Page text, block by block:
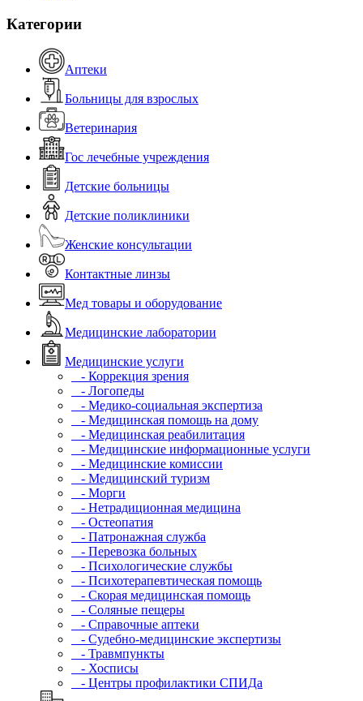
Категории
Аптеки
Больницы для взрослых
Ветеринария
Гос лечебные учреждения
Детские больницы
Детские поликлиники
Женские консультации
Контактные линзы
Мед товары и оборудование
Медицинские лаборатории
Медицинские услуги
- Коррекция зрения
- Логопеды
- Медико-социальная экспертиза
- Медицинская помощь на дому
- Медицинская реабилитация
- Медицинские информационные услуги
- Медицинские комиссии
- Медицинский туризм
- Морги
- Нетрадиционная медицина
- Остеопатия
- Патронажная служба
- Перевозка больных
- Психологические службы
- Психотерапевтическая помощь
- Скорая медицинская помощь
- Соляные пещеры
- Справочные аптеки
- Судебно-медицинские экспертизы
- Травмпункты
- Хосписы
- Центры профилактики СПИДа